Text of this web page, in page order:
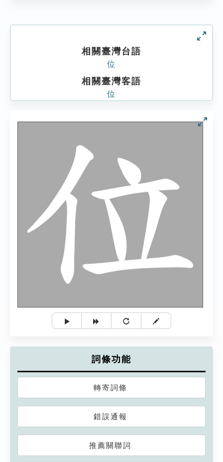
相關臺灣台語
位
相關臺灣客語
位
詞條功能
轉寄詞條
錯誤通報
推薦關聯詞